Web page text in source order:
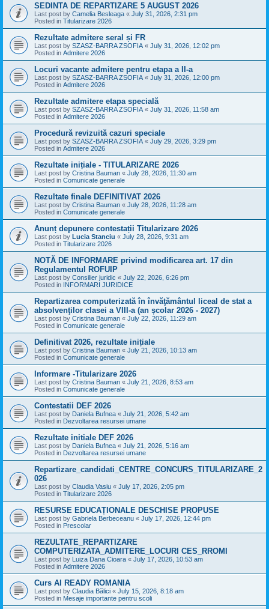
SEDINTA DE REPARTIZARE 5 AUGUST 2026
Last post by Camelia Besleaga « July 31, 2026, 2:31 pm
Posted in Titularizare 2026
Rezultate admitere seral și FR
Last post by SZASZ-BARRA ZSOFIA « July 31, 2026, 12:02 pm
Posted in Admitere 2026
Locuri vacante admitere pentru etapa a II-a
Last post by SZASZ-BARRA ZSOFIA « July 31, 2026, 12:00 pm
Posted in Admitere 2026
Rezultate admitere etapa specială
Last post by SZASZ-BARRA ZSOFIA « July 31, 2026, 11:58 am
Posted in Admitere 2026
Procedură revizuită cazuri speciale
Last post by SZASZ-BARRA ZSOFIA « July 29, 2026, 3:29 pm
Posted in Admitere 2026
Rezultate inițiale - TITULARIZARE 2026
Last post by Cristina Bauman « July 28, 2026, 11:30 am
Posted in Comunicate generale
Rezultate finale DEFINITIVAT 2026
Last post by Cristina Bauman « July 28, 2026, 11:28 am
Posted in Comunicate generale
Anunț depunere contestații Titularizare 2026
Last post by Lucia Stanciu « July 28, 2026, 9:31 am
Posted in Titularizare 2026
NOTĂ DE INFORMARE privind modificarea art. 17 din
Regulamentul ROFUIP
Last post by Consilier juridic « July 22, 2026, 6:26 pm
Posted in INFORMARI JURIDICE
Repartizarea computerizată în învăţământul liceal de stat a
absolvenţilor clasei a VIII-a (an școlar 2026 - 2027)
Last post by Cristina Bauman « July 22, 2026, 11:29 am
Posted in Comunicate generale
Definitivat 2026, rezultate inițiale
Last post by Cristina Bauman « July 21, 2026, 10:13 am
Posted in Comunicate generale
Informare -Titularizare 2026
Last post by Cristina Bauman « July 21, 2026, 8:53 am
Posted in Comunicate generale
Contestatii DEF 2026
Last post by Daniela Bufnea « July 21, 2026, 5:42 am
Posted in Dezvoltarea resursei umane
Rezultate initiale DEF 2026
Last post by Daniela Bufnea « July 21, 2026, 5:16 am
Posted in Dezvoltarea resursei umane
Repartizare_candidati_CENTRE_CONCURS_TITULARIZARE_2
026
Last post by Claudia Vasiu « July 17, 2026, 2:05 pm
Posted in Titularizare 2026
RESURSE EDUCAȚIONALE DESCHISE PROPUSE
Last post by Gabriela Berbeceanu « July 17, 2026, 12:44 pm
Posted in Prescolar
REZULTATE_REPARTIZARE
COMPUTERIZATA_ADMITERE_LOCURI CES_RROMI
Last post by Luiza Dana Cioara « July 17, 2026, 10:53 am
Posted in Admitere 2026
Curs AI READY ROMANIA
Last post by Claudia Bălici « July 15, 2026, 8:18 am
Posted in Mesaje importante pentru scoli